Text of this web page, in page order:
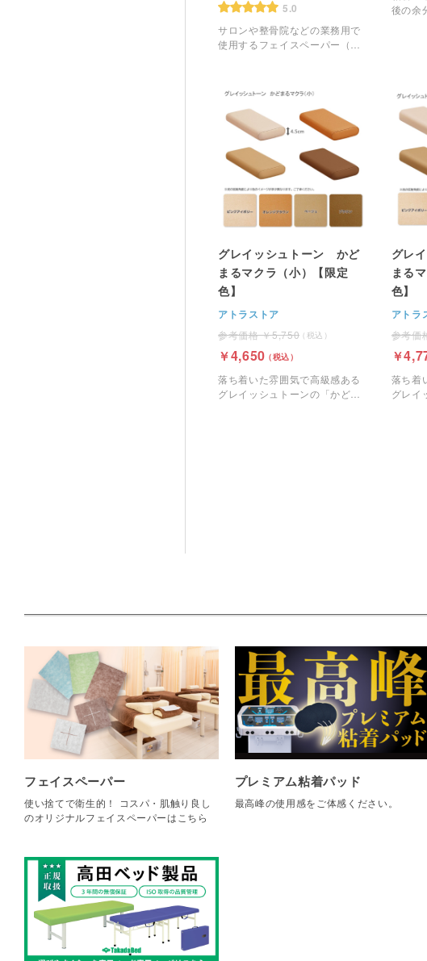
5.0
サロンや整骨院などの業務用で
使用するフェイスペーパー（ピ
後の余
グレイッシュトーン かど
まるマクラ（小）【限定
色】
アトラストア
5,750
4,650
落ち着いた雰囲気で高級感ある
グレイッシュトーンの「かどま
グレ
まる
色】
アトラ
落ち着
グレイ
フェイスペーパー
使い捨てで衛生的！ コスパ・肌触り良し
のオリジナルフェイスペーパーはこちら
プレミアム粘着パッド
最高峰の使用感をご体感ください。